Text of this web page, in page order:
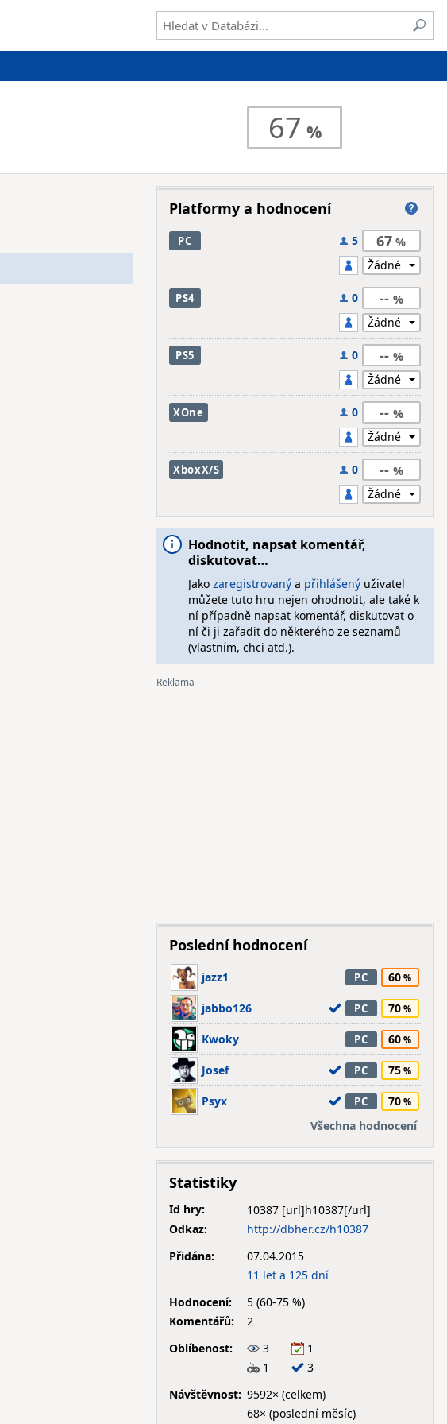
67
Platformy a hodnocení
PC 5 67
PS4 0 --
PS5 0 --
XOne 0 --
XboxX/S 0 --
Hodnotit, napsat komentář,
diskutovat…
Jako zaregistrovanýa přihlášenýuživatel
můžete tuto hru nejen ohodnotit, ale také k
ní případně napsat komentář, diskutovat o
ní či ji zařadit do některého ze seznamů
(vlastním, chci atd.).
Poslední hodnocení
jazz1 PC 60
jabbo126 PC 70
Kwoky PC 60
Josef PC 75
Psyx PC
70
Všechna hodnocení
Statistiky
Id hry:
10387
Odkaz:
http://dbher.cz/h10387
Přidána:
07.04.2015
11 let a 125 dní
Hodnocení:
5 (60-75 %)
Komentářů:
2
Oblíbenost:
3
1
1
3
Návštěvnost: 9592× (celkem)
68× (poslední měsíc)